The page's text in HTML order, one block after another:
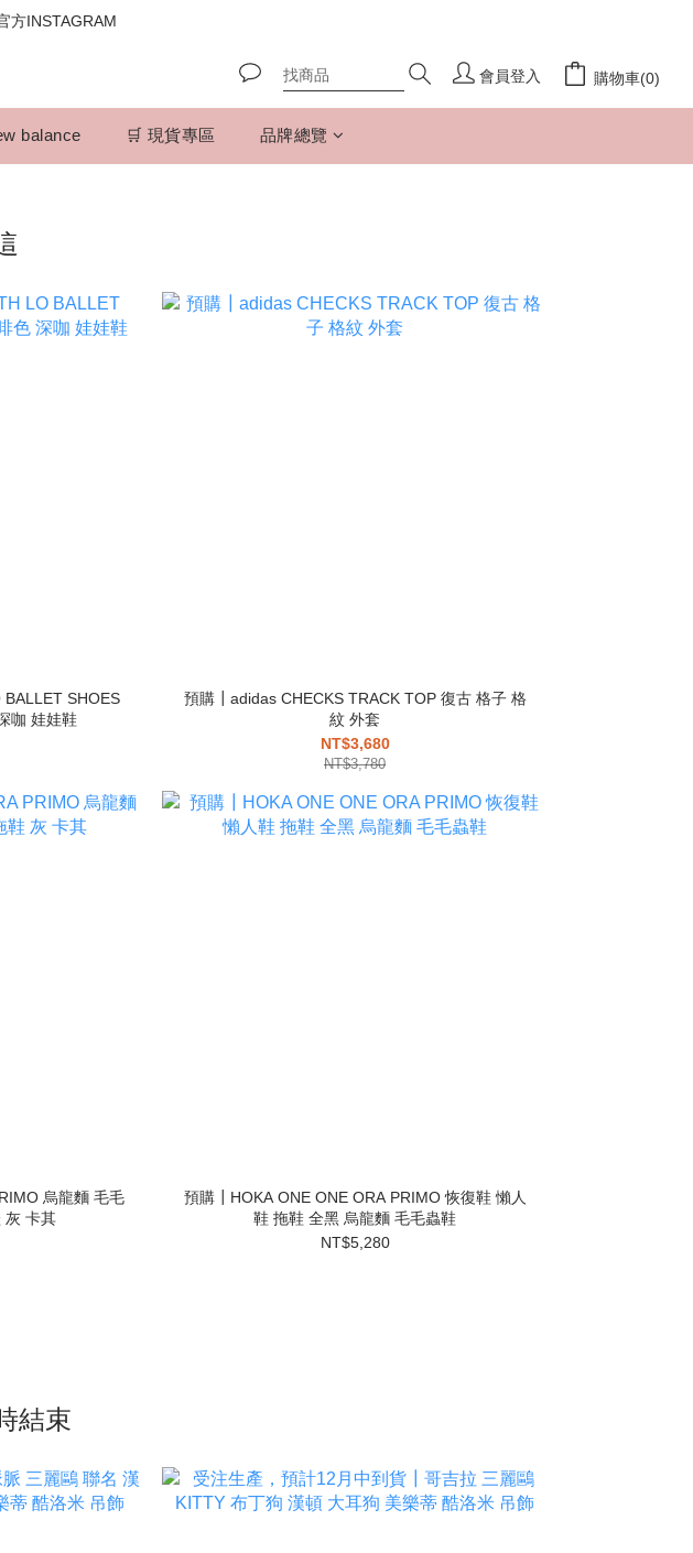
要直接從ig連結網站下單)
方INSTAGRAM
要直接從ig連結網站下單)
會員登入 購物車(0)
balance 🛒 現貨專區 品牌總覽
SHOES
咖 娃娃鞋
預購┃adidas CHECKS TRACK TOP 復古 格子 格
紋 外套
NT$3,680
NT$3,780
烏龍麵 毛毛
灰 卡其
預購┃HOKA ONE ONE ORA PRIMO 恢復鞋 懶人
鞋 拖鞋 全黑 烏龍麵 毛毛蟲鞋
NT$5,280
結束